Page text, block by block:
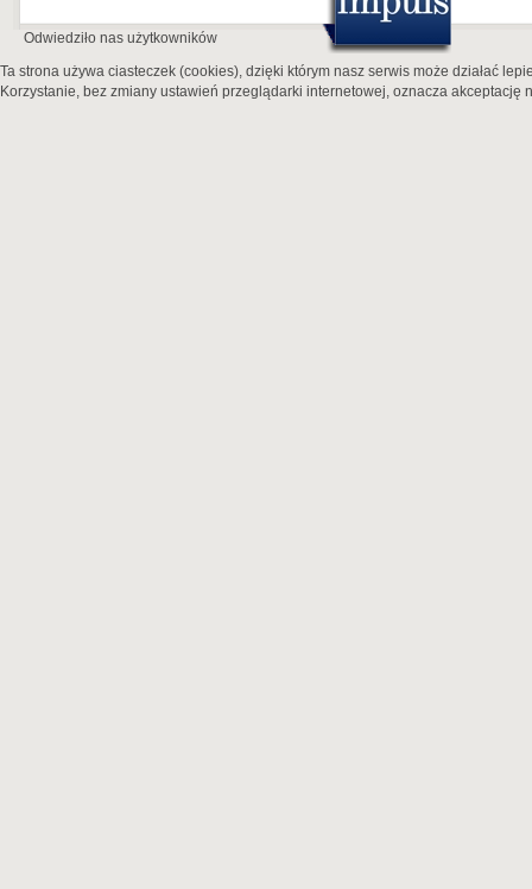
Odwiedziło nas użytkowników
Ta strona używa ciasteczek (cookies), dzięki którym nasz serwis może działać
Korzystanie, bez zmiany ustawień przeglądarki internetowej, oznacza akceptację